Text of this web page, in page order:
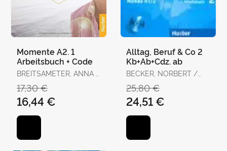
Momente A2. 1
Arbeitsbuch + Code
BREITSAMETER, ANNA /
HAELBIG, INES / PUDE,
ANGELA
17,30 €
16,44 €
Alltag, Beruf & Co 2
Kb+Ab+Cdz. ab
BECKER, NORBERT /
25,80 €
24,51 €